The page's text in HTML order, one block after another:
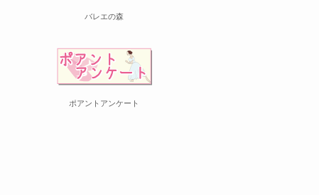
バレエの森
ポアントアンケート